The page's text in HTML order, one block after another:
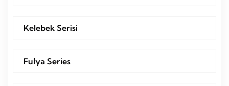
Kelebek Serisi
Fulya Series